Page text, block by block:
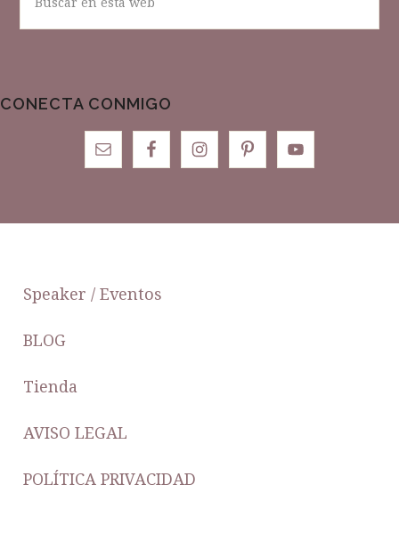
CONECTA CONMIGO
FOOTER
Speaker / Eventos
BLOG
Tienda
AVISO LEGAL
POLÍTICA PRIVACIDAD